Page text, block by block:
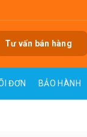
Tư vấn bán hàng
ĐƠN BẢO HÀNH